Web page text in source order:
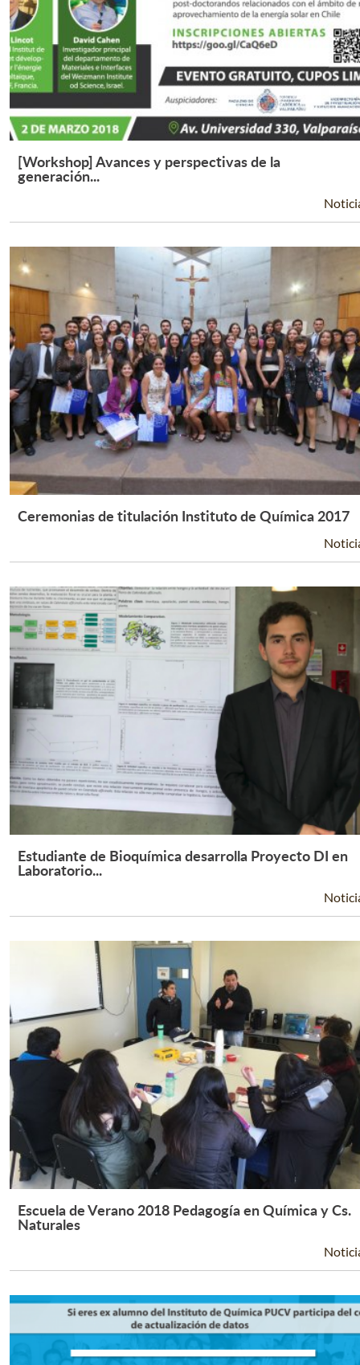
Leer Más +
[Workshop] Avances y perspectivas de la
generación...
Leer Más +
Ceremonias de titulación Instituto de Química 2017
Leer Más +
Estudiante de Bioquímica desarrolla Proyecto DI en
Laboratorio...
Leer Más +
Escuela de Verano 2018 Pedagogía en Química y Cs.
Naturales